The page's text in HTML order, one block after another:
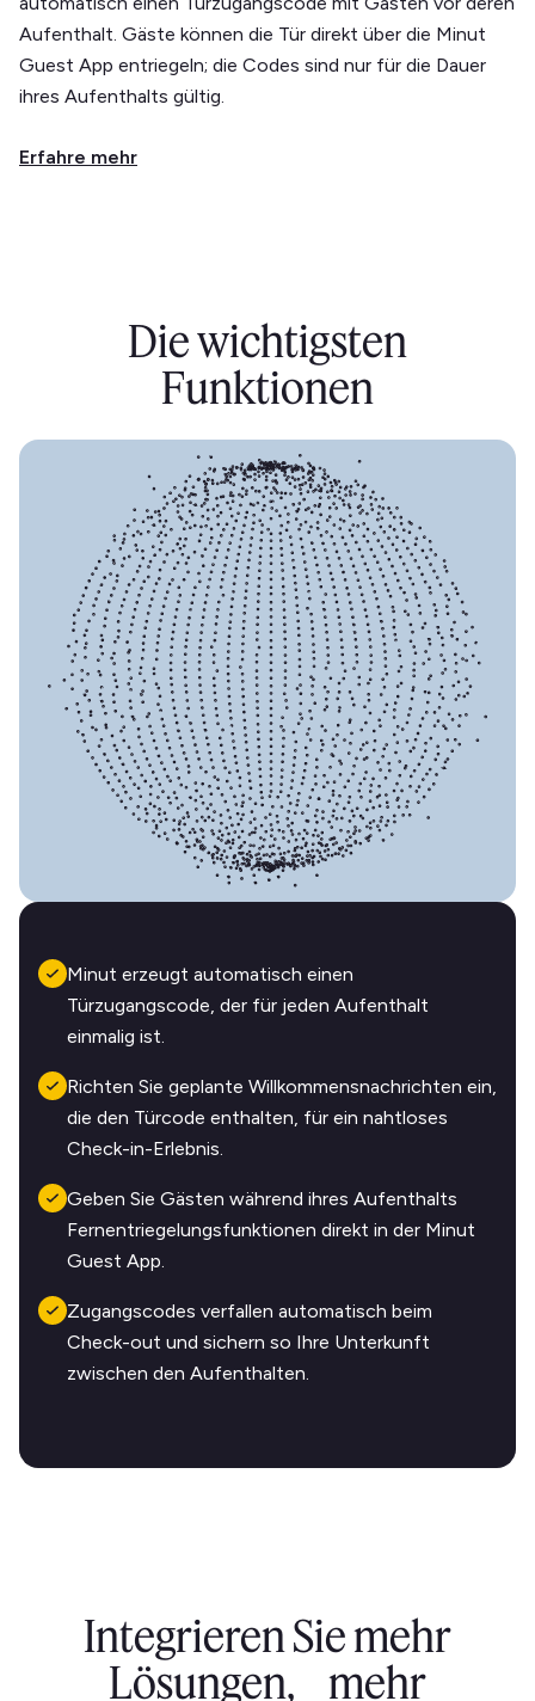
Aufenthalt. Gäste können die Tür direkt über die Minut
Guest App entriegeln; die Codes sind nur für die Dauer
ihres Aufenthalts gültig.
Erfahre mehr
Die wichtigsten
Funktionen
Minut erzeugt automatisch einen
Türzugangscode, der für jeden Aufenthalt
einmalig ist.
Richten Sie geplante Willkommensnachrichten ein,
die den Türcode enthalten, für ein nahtloses
Check-in-Erlebnis.
Geben Sie Gästen während ihres Aufenthalts
Fernentriegelungsfunktionen direkt in der Minut
Guest App.
Zugangscodes verfallen automatisch beim
Check-out und sichern so Ihre Unterkunft
zwischen den Aufenthalten.
Integrieren Sie mehr
Lösungen, mehr